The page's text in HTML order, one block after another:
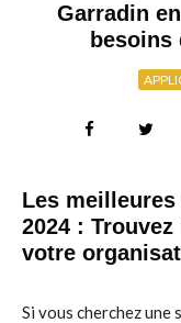
Garradin
Les
2024 :
votre
Si vous cherchez